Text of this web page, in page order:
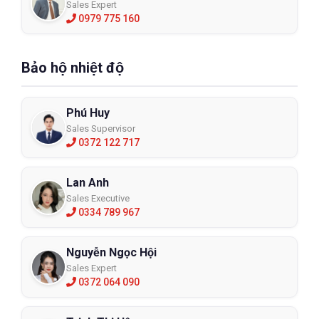
Sales Expert
0979 775 160
Bảo hộ nhiệt độ
Phú Huy
Sales Supervisor
0372 122 717
Lan Anh
Sales Executive
0334 789 967
Nguyễn Ngọc Hội
Sales Expert
0372 064 090